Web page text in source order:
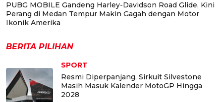
PUBG MOBILE Gandeng Harley-Davidson Road Glide, Kini
Perang di Medan Tempur Makin Gagah dengan Motor
Ikonik Amerika
BERITA PILIHAN
SPORT
Resmi Diperpanjang, Sirkuit Silvestone
Masih Masuk Kalender MotoGP Hingga
2028